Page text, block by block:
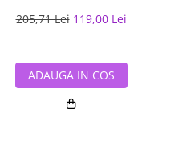
205,71 Lei 119,00 Lei
ADAUGA IN COS